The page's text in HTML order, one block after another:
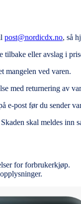
post@nordicdx.no, så
eller avslag i
mangelen ved varen.
med returnering av
e-post før du sender
skal meldes inn
for forbrukerkjøp.